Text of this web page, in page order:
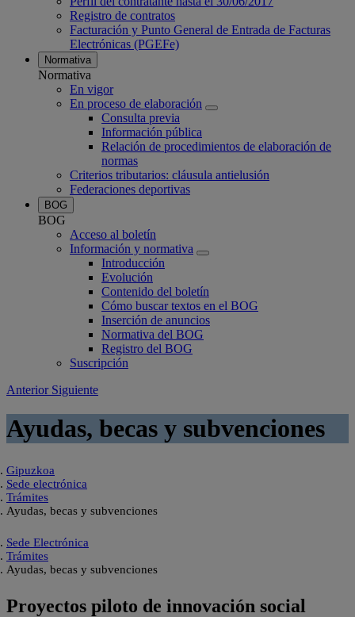
Registro de contratos
Facturación y Punto General de Entrada de Facturas
Electrónicas (PGEFe)
Normativa
Normativa
En vigor
En proceso de elaboración
Consulta previa
Información pública
Relación de procedimientos de elaboración de
normas
Criterios tributarios: cláusula antielusión
Federaciones deportivas
BOG
BOG
Acceso al boletín
Información y normativa
Introducción
Evolución
Contenido del boletín
Cómo buscar textos en el BOG
Inserción de anuncios
Normativa del BOG
Registro del BOG
Suscripción
Anterior Siguiente
Ayudas, becas y subvenciones
Gipuzkoa
Sede electrónica
Trámites
Ayudas, becas y subvenciones
Sede Electrónica
Trámites
Ayudas, becas y subvenciones
Proyectos piloto de innovación social